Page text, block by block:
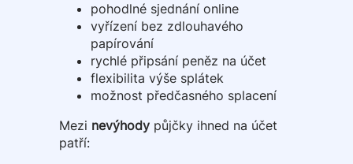
pohodlné sjednání online
vyřízení bez zdlouhavého
papírování
rychlé připsání peněz na účet
flexibilita výše splátek
možnost předčasného splacení
Mezi nevýhody půjčky ihned na účet
patří: